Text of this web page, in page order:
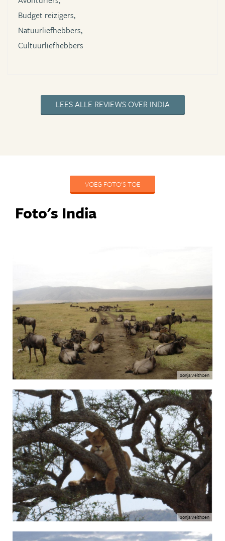
Budget reizigers,
Natuurliefhebbers,
Cultuurliefhebbers
LEES ALLE REVIEWS OVER INDIA
VOEG FOTO'S TOE
Foto's India
Sonja Velthoen
Sonja Velthoen